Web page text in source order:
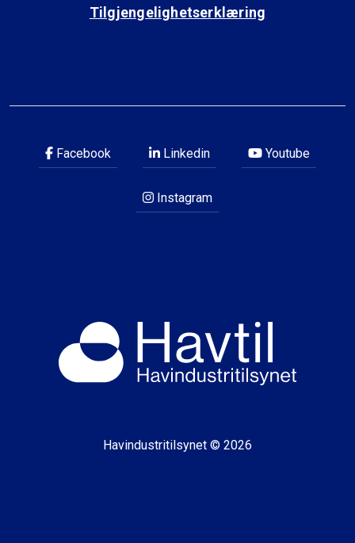
Tilgjengelighetserklæring
Facebook Linkedin Youtube
Instagram
Havindustritilsynet © 2026